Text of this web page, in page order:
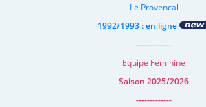
Le Provencal
1992/1993 : en ligne
-------------
Equipe Feminine
Saison 2025/2026
-------------